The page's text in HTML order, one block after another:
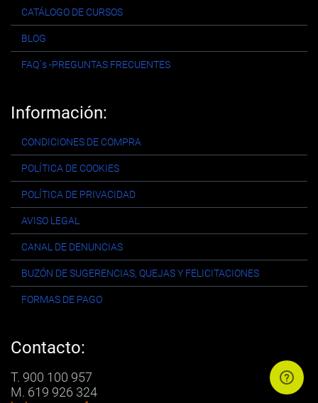
CATÁLOGO DE CURSOS
BLOG
FAQ´s -PREGUNTAS FRECUENTES
Información:
CONDICIONES DE COMPRA
POLÍTICA DE COOKIES
POLÍTICA DE PRIVACIDAD
AVISO LEGAL
CANAL DE DENUNCIAS
BUZÓN DE SUGERENCIAS, QUEJAS Y FELICITACIONES
FORMAS DE PAGO
Contacto:
T. 900 100 957
M. 619 926 324